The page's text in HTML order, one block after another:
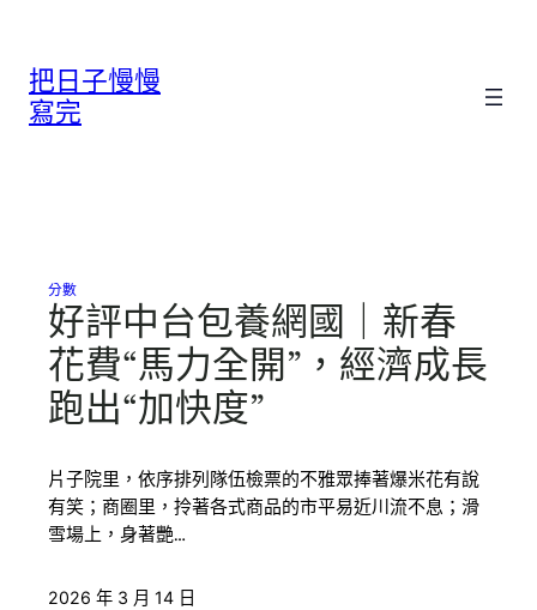
把日子慢慢
寫完
分數
好評中台包養網國｜新春
花費“馬力全開”，經濟成長
跑出“加快度”
片子院里，依序排列隊伍檢票的不雅眾捧著爆米花有說
有笑；商圈里，拎著各式商品的市平易近川流不息；滑
雪場上，身著艷…
2026 年 3 月 14 日